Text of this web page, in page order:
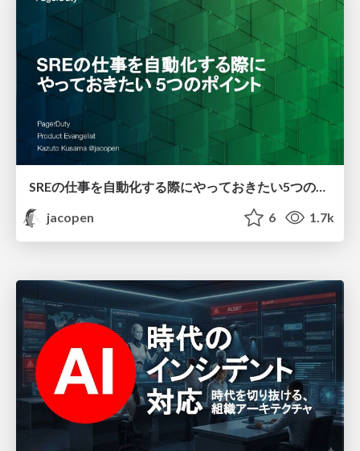
SREの仕事を自動化する際にやっておきたい5つのポイント
jacopen
6 1.7k